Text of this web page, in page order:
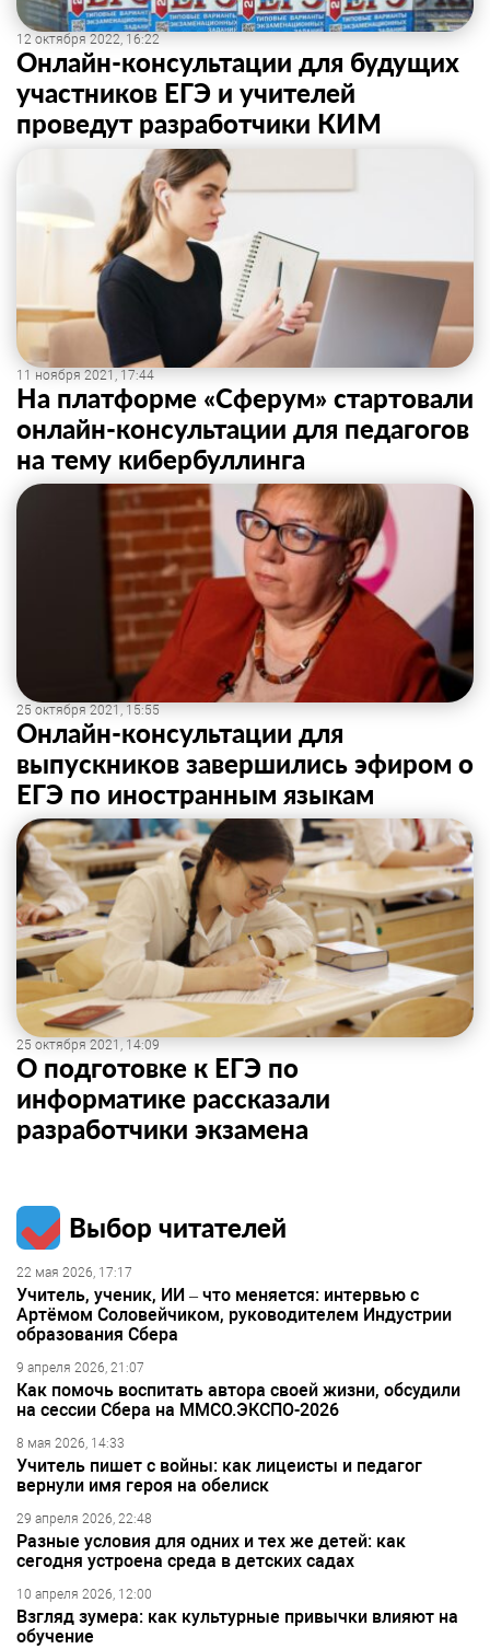
12 октября 2022, 16:22
Онлайн-консультации для будущих
участников ЕГЭ и учителей
проведут разработчики КИМ
11 ноября 2021, 17:44
На платформе «Сферум» стартовали
онлайн-консультации для педагогов
на тему кибербуллинга
25 октября 2021, 15:55
Онлайн-консультации для
выпускников завершились эфиром о
ЕГЭ по иностранным языкам
25 октября 2021, 14:09
О подготовке к ЕГЭ по
информатике рассказали
разработчики экзамена
Выбор читателей
22 мая 2026, 17:17
Учитель, ученик, ИИ – что меняется: интервью с
Артёмом Соловейчиком, руководителем Индустрии
образования Сбера
9 апреля 2026, 21:07
Как помочь воспитать автора своей жизни, обсудили
на сессии Сбера на ММСО.ЭКСПО-2026
8 мая 2026, 14:33
Учитель пишет с войны: как лицеисты и педагог
вернули имя героя на обелиск
29 апреля 2026, 22:48
Разные условия для одних и тех же детей: как
сегодня устроена среда в детских садах
10 апреля 2026, 12:00
Взгляд зумера: как культурные привычки влияют на
обучение